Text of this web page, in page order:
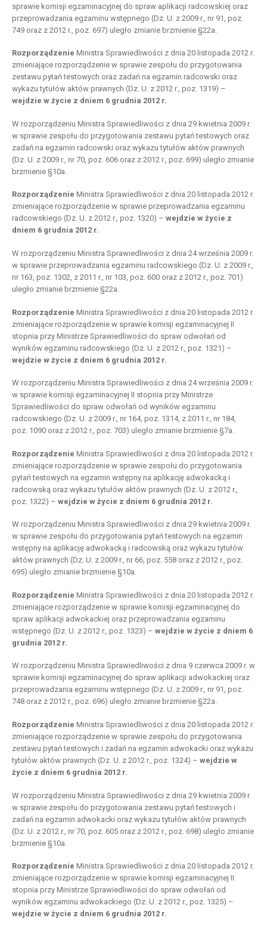
sprawie komisji egzaminacyjnej do spraw aplikacji radcowskiej oraz
przeprowadzania egzaminu wstępnego (Dz. U. z 2009 r., nr 91, poz.
749 oraz z 2012 r., poz. 697) uległo zmianie brzmienie §22a.
Rozporządzenie Ministra Sprawiedliwości z dnia 20 listopada 2012 r.
zmieniające rozporządzenie w sprawie zespołu do przygotowania
zestawu pytań testowych oraz zadań na egzamin radcowski oraz
wykazu tytułów aktów prawnych (Dz. U. z 2012 r., poz. 1319) –
wejdzie w życie z dniem 6 grudnia 2012 r.
W rozporządzeniu Ministra Sprawiedliwości z dnia 29 kwietnia 2009 r.
w sprawie zespołu do przygotowania zestawu pytań testowych oraz
zadań na egzamin radcowski oraz wykazu tytułów aktów prawnych
(Dz. U. z 2009 r., nr 70, poz. 606 oraz z 2012 r., poz. 699) uległo zmianie
brzmienie §10a.
Rozporządzenie Ministra Sprawiedliwości z dnia 20 listopada 2012 r.
zmieniające rozporządzenie w sprawie przeprowadzania egzaminu
radcowskiego (Dz. U. z 2012 r., poz. 1320) – wejdzie w życie z
dniem 6 grudnia 2012 r.
W rozporządzeniu Ministra Sprawiedliwości z dnia 24 września 2009 r.
w sprawie przeprowadzania egzaminu radcowskiego (Dz. U. z 2009 r.,
nr 163, poz. 1302, z 2011 r., nr 103, poz. 600 oraz z 2012 r., poz. 701)
uległo zmianie brzmienie §22a.
Rozporządzenie Ministra Sprawiedliwości z dnia 20 listopada 2012 r.
zmieniające rozporządzenie w sprawie komisji egzaminacyjnej II
stopnia przy Ministrze Sprawiedliwości do spraw odwołań od
wyników egzaminu radcowskiego (Dz. U. z 2012 r., poz. 1321) –
wejdzie w życie z dniem 6 grudnia 2012 r.
W rozporządzeniu Ministra Sprawiedliwości z dnia 24 września 2009 r.
w sprawie komisji egzaminacyjnej II stopnia przy Ministrze
Sprawiedliwości do spraw odwołań od wyników egzaminu
radcowskiego (Dz. U. z 2009 r., nr 164, poz. 1314, z 2011 r., nr 184,
poz. 1090 oraz z 2012 r., poz. 703) uległo zmianie brzmienie §7a.
Rozporządzenie Ministra Sprawiedliwości z dnia 20 listopada 2012 r.
zmieniające rozporządzenie w sprawie zespołu do przygotowania
pytań testowych na egzamin wstępny na aplikację adwokacką i
radcowską oraz wykazu tytułów aktów prawnych (Dz. U. z 2012 r.,
poz. 1322) – wejdzie w życie z dniem 6 grudnia 2012 r.
W rozporządzeniu Ministra Sprawiedliwości z dnia 29 kwietnia 2009 r.
w sprawie zespołu do przygotowania pytań testowych na egzamin
wstępny na aplikację adwokacką i radcowską oraz wykazu tytułów
aktów prawnych (Dz. U. z 2009 r., nr 66, poz. 558 oraz z 2012 r., poz.
695) uległo zmianie brzmienie §10a.
Rozporządzenie Ministra Sprawiedliwości z dnia 20 listopada 2012 r.
zmieniające rozporządzenie w sprawie komisji egzaminacyjnej do
spraw aplikacji adwokackiej oraz przeprowadzania egzaminu
wstępnego (Dz. U. z 2012 r., poz. 1323) – wejdzie w życie z dniem 6
grudnia 2012 r.
W rozporządzeniu Ministra Sprawiedliwości z dnia 9 czerwca 2009 r. w
sprawie komisji egzaminacyjnej do spraw aplikacji adwokackiej oraz
przeprowadzania egzaminu wstępnego (Dz. U. z 2009 r., nr 91, poz.
748 oraz z 2012 r., poz. 696) uległo zmianie brzmienie §22a.
Rozporządzenie Ministra Sprawiedliwości z dnia 20 listopada 2012 r.
zmieniające rozporządzenie w sprawie zespołu do przygotowania
zestawu pytań testowych i zadań na egzamin adwokacki oraz wykazu
tytułów aktów prawnych (Dz. U. z 2012 r., poz. 1324) – wejdzie w
życie z dniem 6 grudnia 2012 r.
W rozporządzeniu Ministra Sprawiedliwości z dnia 29 kwietnia 2009 r.
w sprawie zespołu do przygotowania zestawu pytań testowych i
zadań na egzamin adwokacki oraz wykazu tytułów aktów prawnych
(Dz. U. z 2012 r., nr 70, poz. 605 oraz z 2012 r., poz. 698) uległo zmianie
brzmienie §10a.
Rozporządzenie Ministra Sprawiedliwości z dnia 20 listopada 2012 r.
zmieniające rozporządzenie w sprawie komisji egzaminacyjnej II
stopnia przy Ministrze Sprawiedliwości do spraw odwołań od
wyników egzaminu adwokackiego (Dz. U. z 2012 r., poz. 1325) –
wejdzie w życie z dniem 6 grudnia 2012 r.